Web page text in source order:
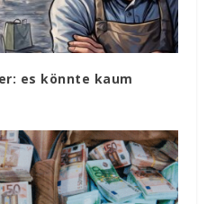
es könnte kaum